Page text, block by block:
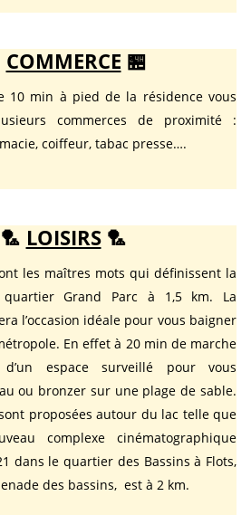
COMMERCE 🏪
10 min à pied de la résidence vous
commerces de proximité :
coiffeur, tabac presse….
🏸 LOISIRS🏸
les maîtres mots qui définissent la
Grand Parc à 1,5 km. La
l’occasion idéale pour vous baigner
En effet à 20 min de marche
d’un espace surveillé pour vous
ou bronzer sur une plage de sable.
proposées autour du lac telle que
complexe cinématographique
dans le quartier des Bassins à Flots,
des bassins, est à 2 km.